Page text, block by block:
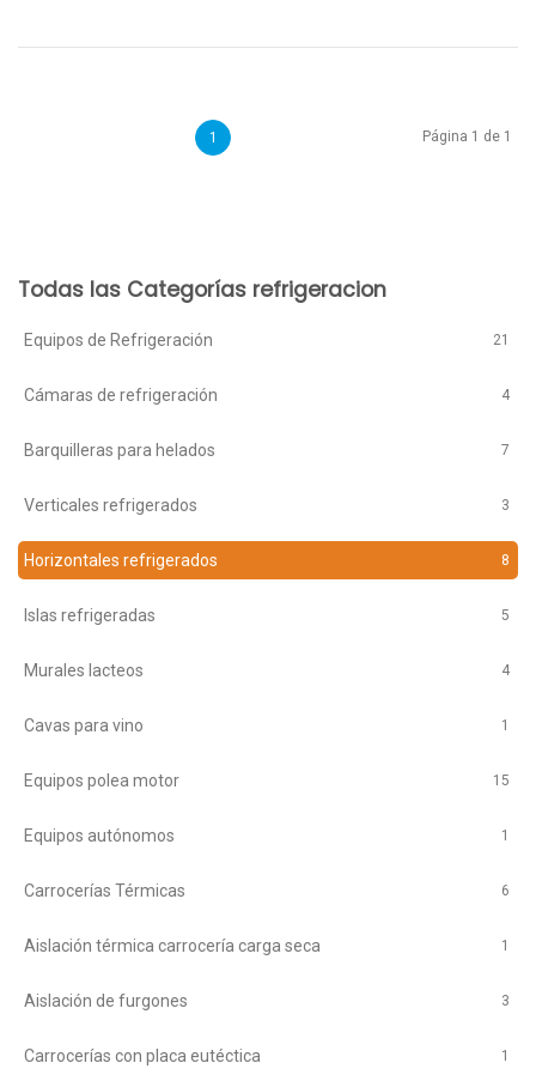
1 Página 1 de 1
Todas las Categorías refrigeracion
Equipos de Refrigeración 21
Cámaras de refrigeración 4
Barquilleras para helados 7
Verticales refrigerados 3
Horizontales refrigerados 8
Islas refrigeradas 5
Murales lacteos 4
Cavas para vino 1
Equipos polea motor 15
Equipos autónomos 1
Carrocerías Térmicas 6
Aislación térmica carrocería carga seca 1
Aislación de furgones 3
Carrocerías con placa eutéctica 1